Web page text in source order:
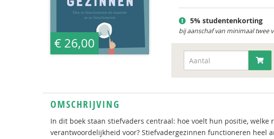
€ 26,00
5% studentenkorting
bij aanschaf van minimaal twee
OMSCHRIJVING
In dit boek staan stiefvaders centraal: hoe voelt hun positie, welke
verantwoordelijkheid voor? Stiefvadergezinnen functioneren heel